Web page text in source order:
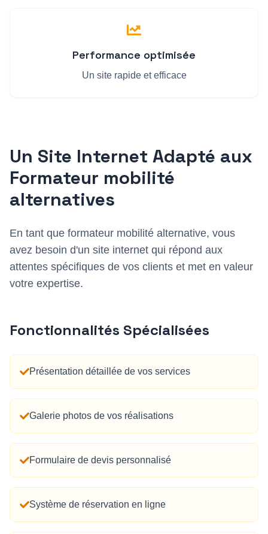
Performance optimisée
Un site rapide et efficace
Un Site Internet Adapté aux
Formateur mobilité
alternatives
En tant que formateur mobilité alternative, vous
avez besoin d'un site internet qui répond aux
attentes spécifiques de vos clients et met en valeur
votre expertise.
Fonctionnalités Spécialisées
Présentation détaillée de vos services
Galerie photos de vos réalisations
Formulaire de devis personnalisé
Système de réservation en ligne